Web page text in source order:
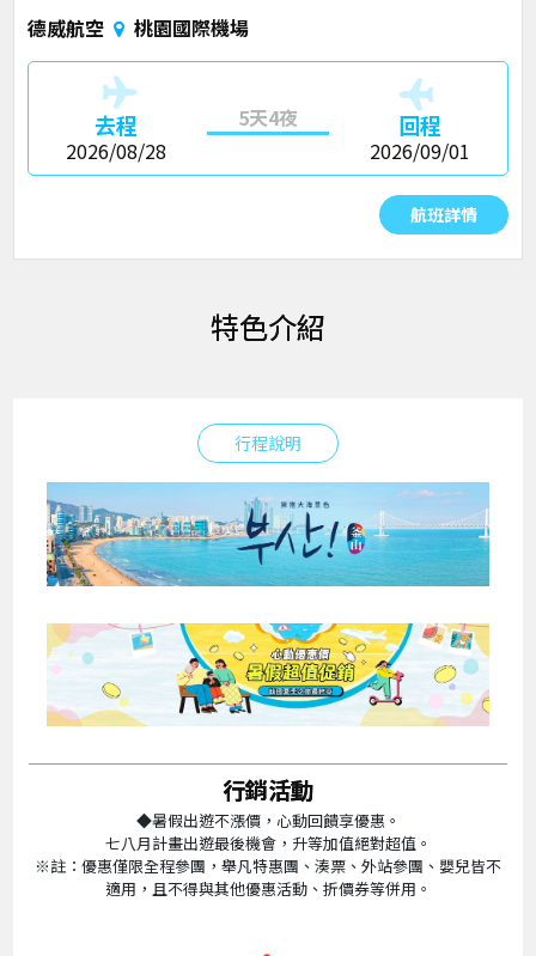
德威航空 桃園國際機場
去程
2026/08/28
5天4夜 回程
2026/09/01
航班詳情
特色介紹
行程說明
行銷活動
◆暑假出遊不漲價，心動回饋享優惠。
七八月計畫出遊最後機會，升等加值絕對超值。
※註：優惠僅限全程參團，舉凡特惠團、湊票、外站參團、嬰兒皆不
適用，且不得與其他優惠活動、折價券等併用。